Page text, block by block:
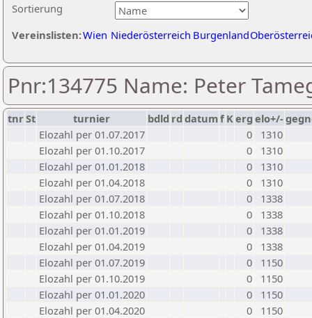
Sortierung
Vereinslisten:Wien Niederösterreich Burgenland
Pnr:134775 Name: Peter
tnrSt turnier bdld rd datumf Kerg elo+/-
Elozahl per 01.07.2017
0
1310
Elozahl per 01.10.2017
0
1310
Elozahl per 01.01.2018
0
1310
Elozahl per 01.04.2018
0
1310
Elozahl per 01.07.2018
0
1338
Elozahl per 01.10.2018
0
1338
Elozahl per 01.01.2019
0
1338
Elozahl per 01.04.2019
0
1338
Elozahl per 01.07.2019
0
1150
Elozahl per 01.10.2019
0
1150
Elozahl per 01.01.2020
0
1150
Elozahl per 01.04.2020
0
1150